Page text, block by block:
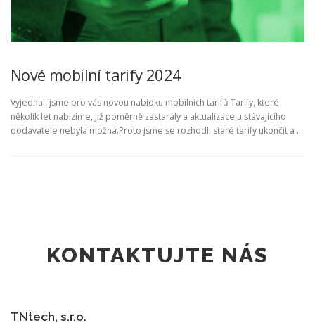
Nové mobilní tarify 2024
Vyjednali jsme pro vás novou nabídku mobilních tarifů Tarify, které
několik let nabízíme, již poměrně zastaraly a aktualizace u stávajícího
dodavatele nebyla možná.Proto jsme se rozhodli staré tarify ukončit a …
KONTAKTUJTE NÁS
TNtech, s.r.o.